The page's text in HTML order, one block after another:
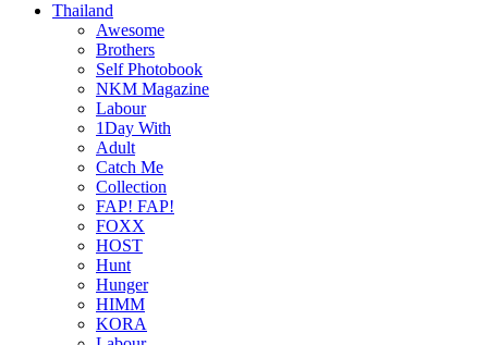
Thailand
Awesome
Brothers
Self Photobook
NKM Magazine
Labour
1Day With
Adult
Catch Me
Collection
FAP! FAP!
FOXX
HOST
Hunt
Hunger
HIMM
KORA